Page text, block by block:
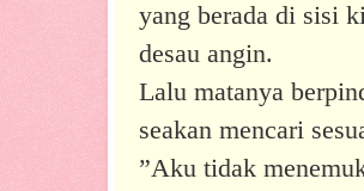
yang berada di sisi
desau angin.
Lalu matanya
seakan mencari
”Aku tidak